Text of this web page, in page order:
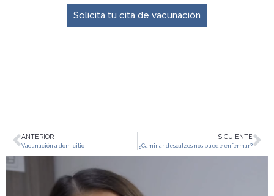
Solicita tu cita de vacunación
ANTERIOR
Vacunación a domicilio
SIGUIENTE
¿Caminar descalzos nos puede enfermar?